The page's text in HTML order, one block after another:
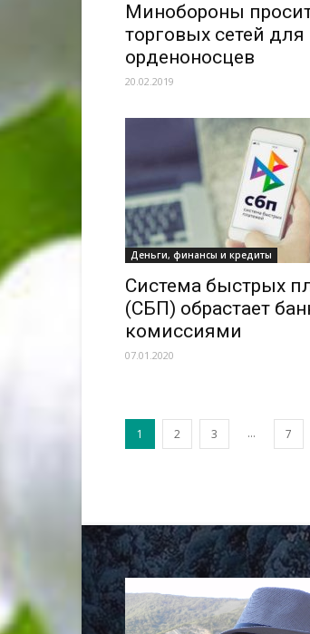
Минобороны
торговых сетей для
орденоносцев
20.02.2019
Деньги, финансы и кредиты
Система быстрых
(СБП) обрастает
комиссиями
07.01.2020
1 2 3 ... 7